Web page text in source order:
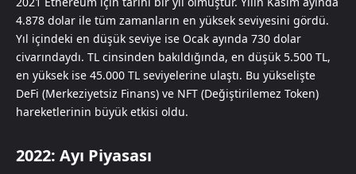
4.878 dolar ile tüm zamanların en yüksek seviyesini gördü.
Yıl içindeki en düşük seviye ise Ocak ayında 730 dolar
civarındaydı. TL cinsinden bakıldığında, en düşük 5.500 TL,
en yüksek ise 45.000 TL seviyelerine ulaştı. Bu yükselişte
DeFi (Merkeziyetsiz Finans) ve NFT (Değiştirilemez Token)
hareketlerinin büyük etkisi oldu.
2022: Ayı Piyasası